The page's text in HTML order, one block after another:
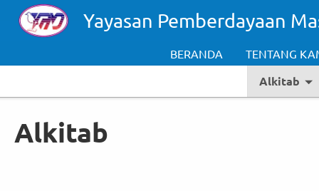
Skip to main contentYayasan Pemberdayaan
BERANDA TENTANG
Alkitab
Alkitab